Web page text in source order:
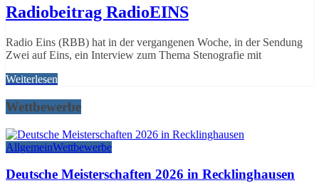
Radiobeitrag RadioEINS
Radio Eins (RBB) hat in der vergangenen Woche, in der Sendung
Zwei auf Eins, ein Interview zum Thema Stenografie mit
Weiterlesen
Wettbewerbe
AllgemeinWettbewerbe
Deutsche Meisterschaften 2026 in Recklinghausen